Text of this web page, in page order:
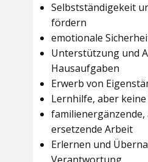
Selbstständigekeit
fördern
emotionale
Unterstützung und
Hausaufgaben
Erwerb von
Lernhilfe, aber
familienergänzende,
ersetzende Arbeit
Erlernen und